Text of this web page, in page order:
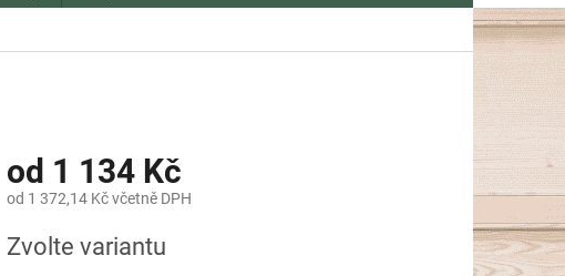
od 1 134 Kč
od 1 372,14 Kčvčetně DPH
cena:
Zvolte variantu